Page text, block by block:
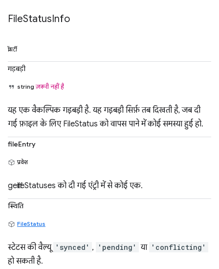
FileStatusInfo
प्रॉपर्टी
गड़बड़ी
stringज़रूरी नहीं है
यह एक वैकल्पिक गड़बड़ी है. यह गड़बड़ी सिर्फ़ तब दिखती है, जब दी
गई फ़ाइल के लिए FileStatus को वापस पाने में कोई समस्या हुई हो.
fileEntry
प्रवेश
getfileStatuses को दी गई एंट्री में से कोई एक.
स्थिति
FileStatus
स्टेटस की वैल्यू 'synced' , 'pending' या 'conflicting'
हो सकती है.